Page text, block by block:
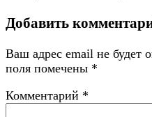
Добавить
Ваш адрес email не будет
поля помечены *
Комментарий *